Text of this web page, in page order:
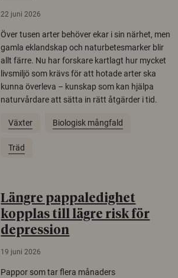
22 juni 2026
Över tusen arter behöver ekar i sin närhet, men
gamla eklandskap och naturbetesmarker blir
allt färre. Nu har forskare kartlagt hur mycket
livsmiljö som krävs för att hotade arter ska
kunna överleva – kunskap som kan hjälpa
naturvårdare att sätta in rätt åtgärder i tid.
Växter Biologisk mångfald
Träd
Längre pappaledighet
kopplas till lägre risk för
depression
19 juni 2026
Pappor som tar flera månaders